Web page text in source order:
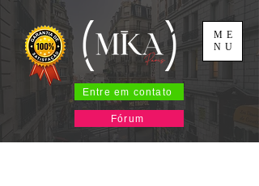
Entre em contato
ME
NU
Fórum